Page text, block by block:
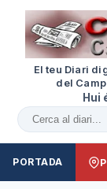
El teu Diari
del
Hui
Cercar al diari
PORTADA